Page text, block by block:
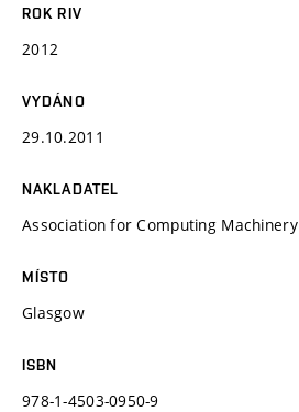
ROK RIV
2012
VYDÁNO
29.10.2011
NAKLADATEL
Association for Computing Machinery
MÍSTO
Glasgow
ISBN
978-1-4503-0950-9